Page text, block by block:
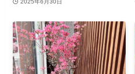
2025年6月30日